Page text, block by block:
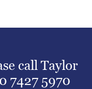
call Taylor
7427 5970